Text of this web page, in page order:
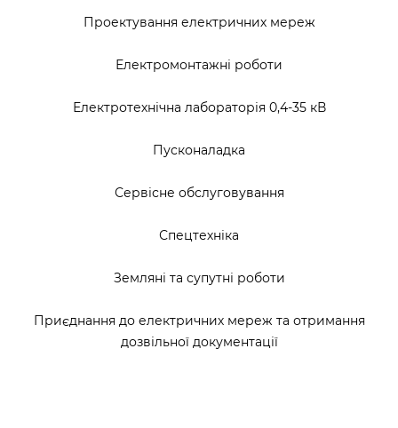
Проектування електричних мереж
Електромонтажні роботи
Електротехнічна лабораторія 0,4-35 кВ
Пусконаладка
Сервісне обслуговування
Спецтехніка
Земляні та супутні роботи
Приєднання до електричних мереж та отримання
дозвільної документації